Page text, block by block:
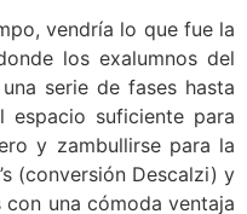
vendría lo que fue la
los exalumnos del
serie de fases hasta
espacio suficiente para
y zambullirse para la
(conversión Descalzi) y
una cómoda ventaja